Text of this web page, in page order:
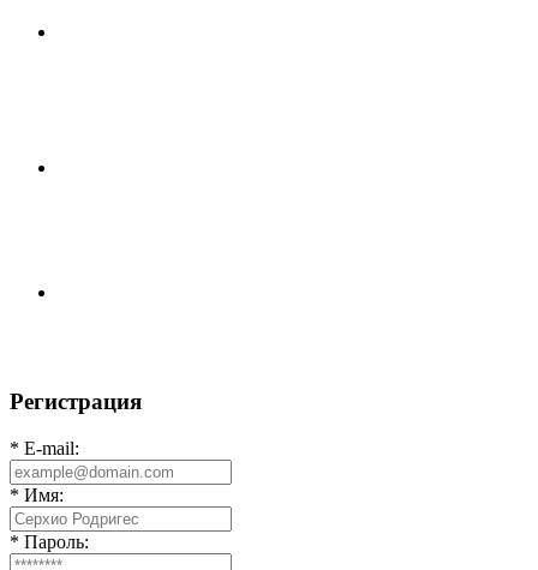
Регистрация
* E-mail:
* Имя:
* Пароль: